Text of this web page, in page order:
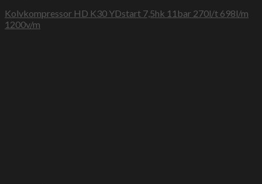
Kolvkompressor HD K30 YDstart 7,5hk 11bar 270l/t 698l/m
1200v/m